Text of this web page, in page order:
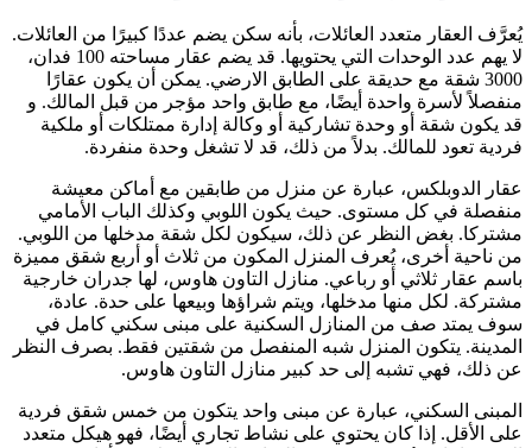
يُعرَّف العقار متعدد العائلات، بأنه سكن يضم عددًا كبيرًا من العائلات.
لا يهم عدد الوحدات التي يحتويها. قد يضم عقار مساحته 100 فدان،
3000 شقة مع حديقة على الطابق الارضي. يمكن أن يكون عقارًا
منفصلاً لأسرة واحدة أيضًا، مع طابق واحد مؤجر من قبل المالك. و
قد يكون شقة أو وحدة تشاركية أو وكالة إدارة ممتلكات أو ملكية
فردية تعود للمالك. بدلاً من ذلك، قد لا تشغل وحدة منفردة.
عقار الدوبلكس، عبارة عن منزل من طابقين مع أماكن معيشة
منفصلة في كل مستوى. حيث يكون اللوبي وكذلك الباب الأمامي
مشتركا. بغض النظر عن ذلك، سيكون لكل شقة مدخلها من اللوبي.
من ناحية أخرى، يُعرف المنزل المكون من ثلاث أو أربع شقق مميزة
باسم عقار ثلاثي أو رباعي. منازل التاون هاوس، لها جدران خارجية
مشتركة. لكل منها مدخلها، ويتم شراؤها وبيعها على حدة. عادة،
سوف يمتد صف من المنازل السكنية على مبنى سكني كامل في
المدينة. يتكون المنزل شبه المنفصل من شقتين فقط. بصرف النظر
عن ذلك، فهي تشبه إلى حد كبير منازل التاون هاوس.
المبنى السكني، عبارة عن مبنى واحد يتكون من خمس شقق فردية
على الأقل. إذا كان يحتوي على نشاط تجاري أيضًا، فهو هيكل متعدد